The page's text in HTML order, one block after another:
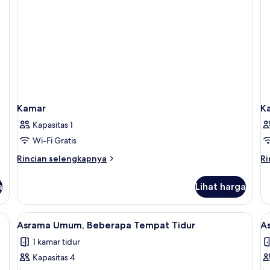
Kamar
Kapasitas 1
Wi-Fi Gratis
Rincian selengkapnya
Rincian
Kamar
Lihat harga
dan setrika/meja setrika
Lihat
semua
foto
untuk
Seprai antialergi, tirai kedap cahaya,
1
Asrama Umum, Beberapa Tempat Tidur
1 kamar tidur
Kapasitas 4